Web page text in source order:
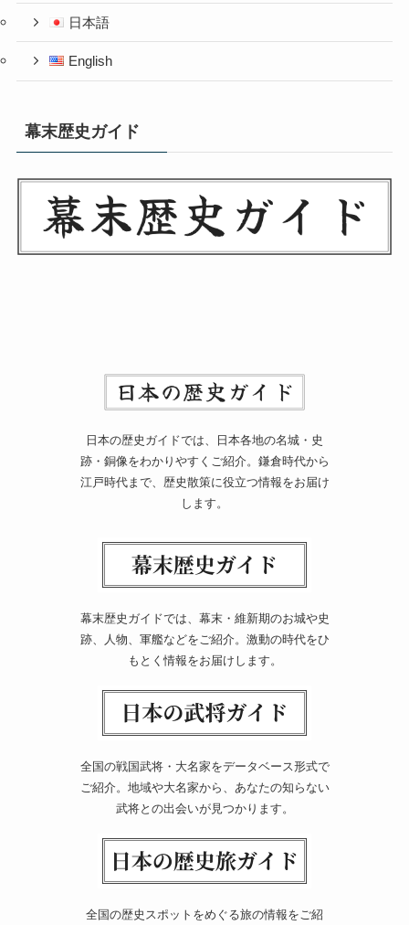
日本語
English
幕末歴史ガイド
日本の歴史ガイドでは、日本各地の名城・史
跡・銅像をわかりやすくご紹介。鎌倉時代から
江戸時代まで、歴史散策に役立つ情報をお届け
します。
幕末歴史ガイドでは、幕末・維新期のお城や史
跡、人物、軍艦などをご紹介。激動の時代をひ
もとく情報をお届けします。
全国の戦国武将・大名家をデータベース形式で
ご紹介。地域や大名家から、あなたの知らない
武将との出会いが見つかります。
全国の歴史スポットをめぐる旅の情報をご紹